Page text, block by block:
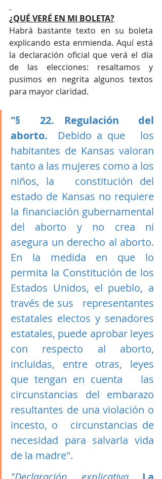
¿QUÉ VERÉ EN MI BOLETA?
Habrá bastante texto en su boleta
explicando esta enmienda. Aquí está
la declaración oficial que verá el día
de las elecciones: resaltamos y
pusimos en negrita algunos textos
para mayor claridad.
"§ 22. Regulación del
aborto.
  Debido a que   los
habitantes de Kansas valoran
tanto a las mujeres como a los
niños, la   constitución del
estado de Kansas no requiere
la financiación gubernamental
del aborto y no crea ni
asegura un derecho al aborto.
En la medida en que lo
permita la Constitución de los
Estados Unidos, el pueblo, a
través de sus   representantes
estatales electos y senadores
estatales, puede aprobar leyes
con respecto al aborto,
incluidas, entre otras, leyes
que tengan en cuenta   las
circunstancias del embarazo
resultantes de una violación o
incesto, o   circunstancias de
necesidad para salvarla vida
de la madre".